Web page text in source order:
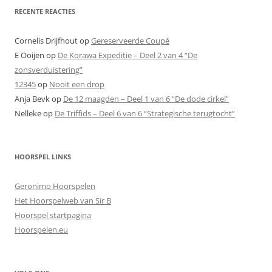
RECENTE REACTIES
Cornelis DrijfhoutopGereserveerde Coupé
E Ooijen op De Korawa Expeditie – Deel 2 van 4 “De
zonsverduistering”
12345op Nooit een drop
Anja Bevkop De 12 maagden – Deel 1 van 6 “De dode cirkel”
Nellekeop De Triffids – Deel 6 van 6 “Strategische terugtocht”
HOORSPEL LINKS
Geronimo Hoorspelen
Het Hoorspelweb van Sir B
Hoorspel startpagina
Hoorspelen.eu